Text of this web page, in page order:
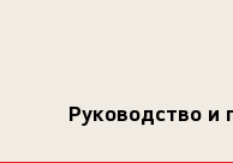
Руководство и